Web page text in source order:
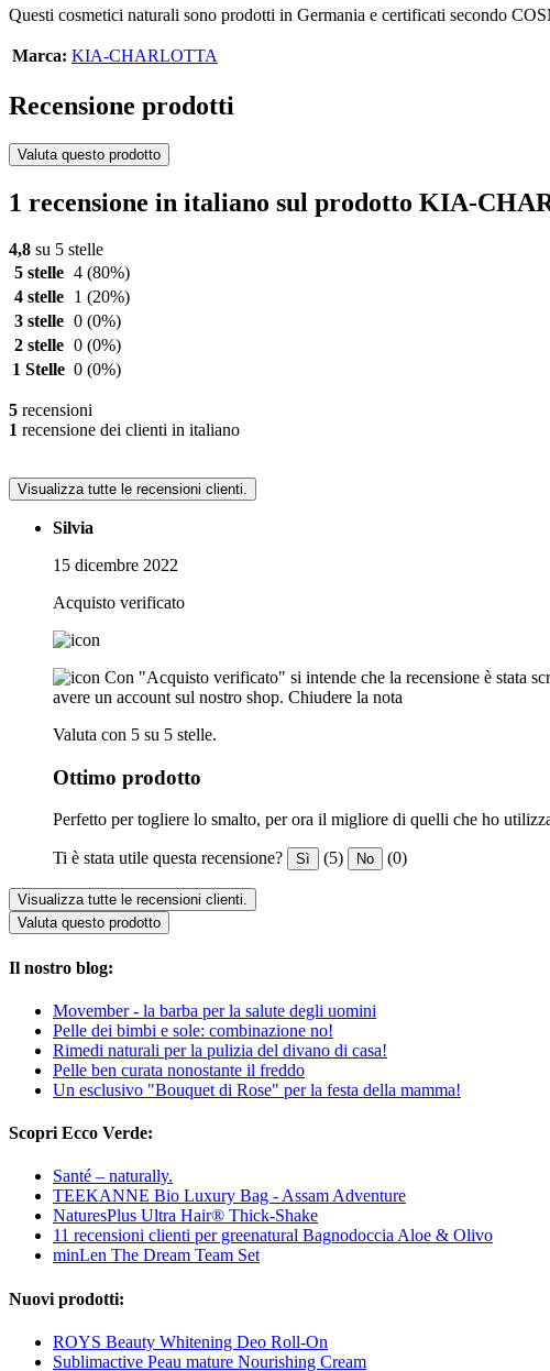
Questi cosmetici naturali sono prodotti in Germania e certificati secondo
Marca: KIA-CHARLOTTA
Recensione prodotti
Valuta questo prodotto
1 recensione in italiano sul prodotto KIA-
4,8 su 5 stelle
5 stelle 4 (80%)
4 stelle
1 (20%)
3 stelle 0 (0%)
2 stelle 0 (0%)
1 Stelle 0 (0%)
5 recensioni
1 recensione dei clienti in italiano
Visualizza tutte le recensioni clienti.
Silvia
15 dicembre 2022
Acquisto verificato
Con "Acquisto verificato" si intende che la recensione è stata
avere un account sul nostro shop. Chiudere la nota
Valuta con 5 su 5 stelle.
Ottimo prodotto
Perfetto per togliere lo smalto, per ora il migliore di quelli che ho
Ti è stata utile questa recensione? Sì (5) No (0)
Visualizza tutte le recensioni clienti.
Valuta questo prodotto
Il nostro blog:
Movember - la barba per la salute degli uomini
Pelle dei bimbi e sole: combinazione no!
Rimedi naturali per la pulizia del divano di casa!
Pelle ben curata nonostante il freddo
Un esclusivo "Bouquet di Rose" per la festa della mamma!
Scopri Ecco Verde:
Santé – naturally.
TEEKANNE Bio Luxury Bag - Assam Adventure
NaturesPlus Ultra Hair® Thick-Shake
11 recensioni clienti per greenatural Bagnodoccia Aloe & Olivo
minLen The Dream Team Set
Nuovi prodotti:
ROYS Beauty Whitening Deo Roll-On
Sublimactive Peau mature Nourishing Cream